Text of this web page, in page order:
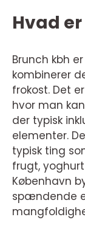
Hvad
Brunch kbh
kombinerer
frokost. Det
hvor man
der typisk
elementer.
typisk ting
frugt,
København
spændende